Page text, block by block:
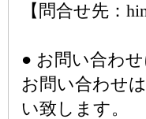
【問合せ先：
● お問い合わ
お問い合わせ
い致します。